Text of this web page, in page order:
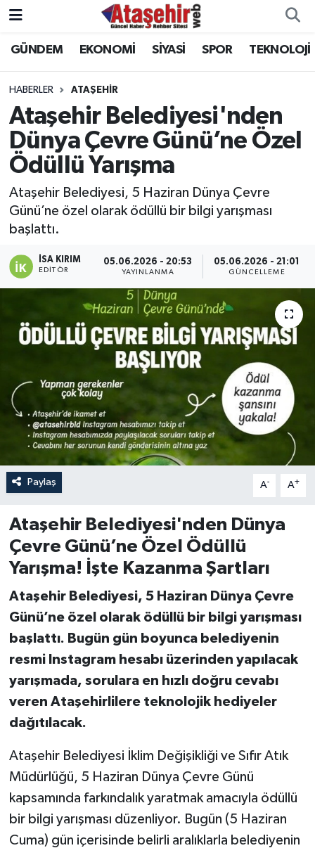
GÜNDEM EKONOMİ SİYASİ SPOR TEKNOLOJİ
HABERLER ATAŞEHİR
Ataşehir Belediyesi'nden
Dünya Çevre Günü’ne Özel
Ödüllü Yarışma
Ataşehir Belediyesi, 5 Haziran Dünya Çevre
Günü’ne özel olarak ödüllü bir bilgi yarışması
başlattı.
İSA KIRIM
EDITÖR
05.06.2026 - 20:53
YAYINLANMA
05.06.2026 - 21:01
GÜNCELLEME
Paylaş A- A+
Ataşehir Belediyesi'nden Dünya
Çevre Günü’ne Özel Ödüllü
Yarışma! İşte Kazanma Şartları
Ataşehir Belediyesi, 5 Haziran Dünya Çevre
Günü’ne özel olarak ödüllü bir bilgi yarışması
başlattı. Bugün gün boyunca belediyenin
resmi Instagram hesabı üzerinden yapılacak
yarışmada, sorulara en hızlı doğru cevabı
veren Ataşehirlilere teknolojik hediyeler
dağıtılacak.
Ataşehir Belediyesi İklim Değişikliği ve Sıfır Atık
Müdürlüğü, 5 Haziran Dünya Çevre Günü
kapsamında farkındalık yaratmak amacıyla ödüllü
bir bilgi yarışması düzenliyor. Bugün (5 Haziran
Cuma) gün içerisinde belirli aralıklarla belediyenin
Hava Durumu
Trafik Durumu
Süper Lig Puan Durumu ve Fikstür
Tüm Manşetler
Son Dakika Haberleri
Haber Arşivi